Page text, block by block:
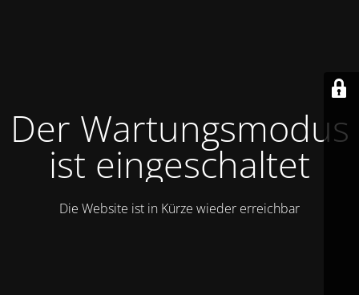
Der Wartungsmodus
ist eingeschaltet
Die Website ist in Kürze wieder erreichbar